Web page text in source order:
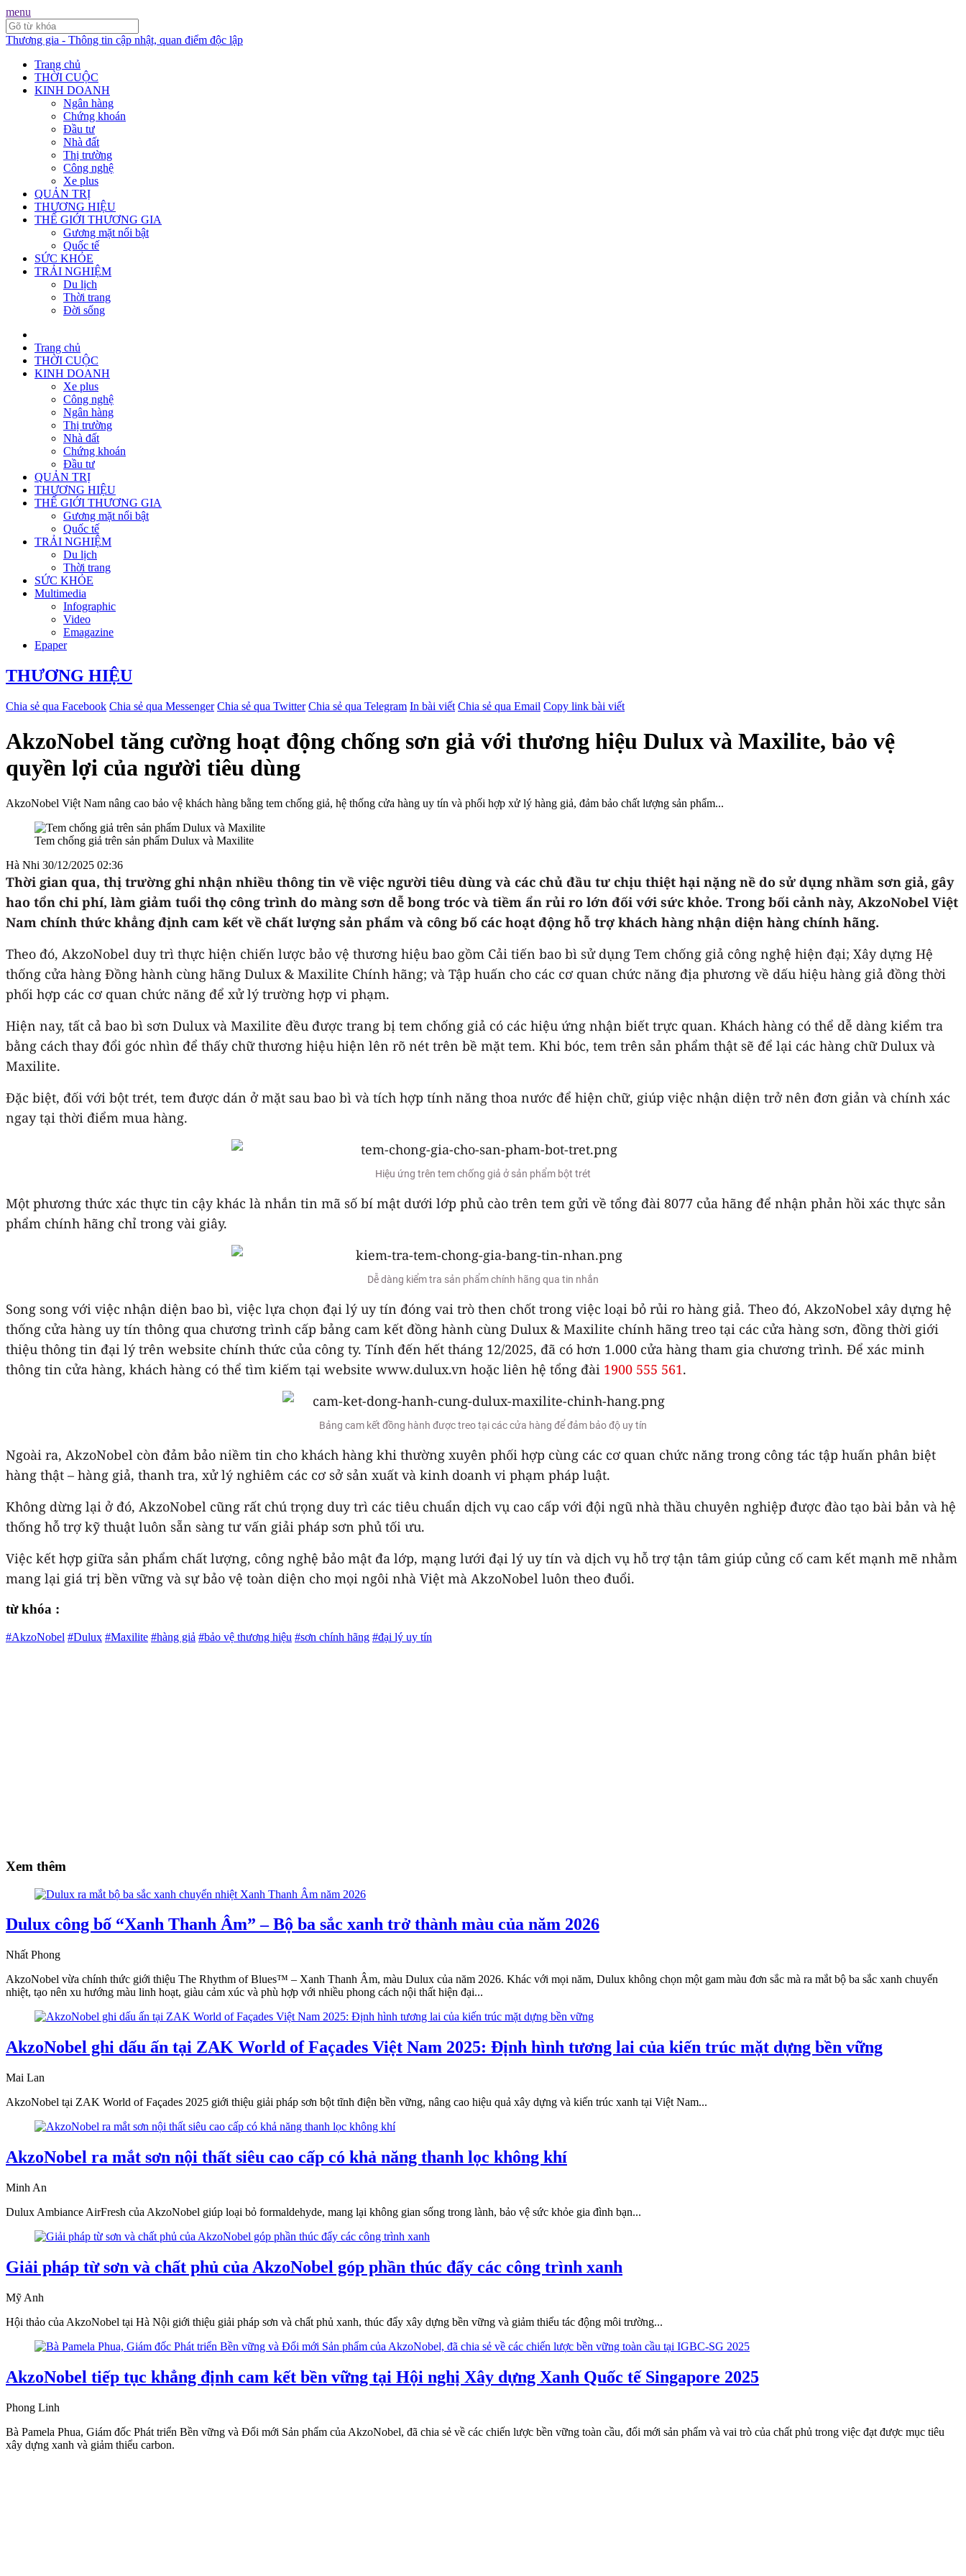
menu
Thương gia - Thông tin cập nhật, quan điểm độc lập
Trang chủ
THỜI CUỘC
KINH DOANH
Ngân hàng
Chứng khoán
Đầu tư
Nhà đất
Thị trường
Công nghệ
Xe plus
QUẢN TRỊ
THƯƠNG HIỆU
THẾ GIỚI THƯƠNG GIA
Gương mặt nổi bật
Quốc tế
SỨC KHỎE
TRẢI NGHIỆM
Du lịch
Thời trang
Đời sống
Trang chủ
THỜI CUỘC
KINH DOANH
Xe plus
Công nghệ
Ngân hàng
Thị trường
Nhà đất
Chứng khoán
Đầu tư
QUẢN TRỊ
THƯƠNG HIỆU
THẾ GIỚI THƯƠNG GIA
Gương mặt nổi bật
Quốc tế
TRẢI NGHIỆM
Du lịch
Thời trang
SỨC KHỎE
Multimedia
Infographic
Video
Emagazine
Epaper
THƯƠNG HIỆU
Chia sẻ qua Facebook Chia sẻ qua Messenger Chia sẻ qua Twitter Chia sẻ qua Telegram In bài viết Chia sẻ qua Email Copy link bài viết
AkzoNobel tăng cường hoạt động chống sơn giả với thương hiệu Dulux và Maxilite, bảo vệ
quyền lợi của người tiêu dùng
AkzoNobel Việt Nam nâng cao bảo vệ khách hàng bằng tem chống giả, hệ thống cửa hàng uy tín và phối hợp xử lý hàng giả, đảm bảo chất lượng sản phẩm...
Tem chống giả trên sản phẩm Dulux và Maxilite
Hà Nhi 30/12/2025 02:36
Thời gian qua, thị trường ghi nhận nhiều thông tin về việc người tiêu dùng và các chủ đầu tư chịu thiệt hại nặng nề do sử dụng nhầm sơn giả, gây
hao tổn chi phí, làm giảm tuổi thọ công trình do màng sơn dễ bong tróc và tiềm ẩn rủi ro lớn đối với sức khỏe. Trong bối cảnh này, AkzoNobel Việt
Nam chính thức khẳng định cam kết về chất lượng sản phẩm và công bố các hoạt động hỗ trợ khách hàng nhận diện hàng chính hãng.
Theo đó, AkzoNobel duy trì thực hiện chiến lược bảo vệ thương hiệu bao gồm Cải tiến bao bì sử dụng Tem chống giả công nghệ hiện đại; Xây dựng Hệ
thống cửa hàng Đồng hành cùng hãng Dulux & Maxilite Chính hãng; và Tập huấn cho các cơ quan chức năng địa phương về dấu hiệu hàng giả đồng thời
phối hợp các cơ quan chức năng để xử lý trường hợp vi phạm.
Hiện nay, tất cả bao bì sơn Dulux và Maxilite đều được trang bị tem chống giả có các hiệu ứng nhận biết trực quan. Khách hàng có thể dễ dàng kiểm tra
bằng cách thay đổi góc nhìn để thấy chữ thương hiệu hiện lên rõ nét trên bề mặt tem. Khi bóc, tem trên sản phẩm thật sẽ để lại các hàng chữ Dulux và
Maxilite.
Đặc biệt, đối với bột trét, tem được dán ở mặt sau bao bì và tích hợp tính năng thoa nước để hiện chữ, giúp việc nhận diện trở nên đơn giản và chính xác
ngay tại thời điểm mua hàng.
Hiệu ứng trên tem chống giả ở sản phẩm bột trét
Một phương thức xác thực tin cậy khác là nhắn tin mã số bí mật dưới lớp phủ cào trên tem gửi về tổng đài 8077 của hãng để nhận phản hồi xác thực sản
phẩm chính hãng chỉ trong vài giây.
Dễ dàng kiểm tra sản phẩm chính hãng qua tin nhắn
Song song với việc nhận diện bao bì, việc lựa chọn đại lý uy tín đóng vai trò then chốt trong việc loại bỏ rủi ro hàng giả. Theo đó, AkzoNobel xây dựng hệ
thống cửa hàng uy tín thông qua chương trình cấp bảng cam kết đồng hành cùng Dulux & Maxilite chính hãng treo tại các cửa hàng sơn, đồng thời giới
thiệu thông tin đại lý trên website chính thức của công ty. Tính đến hết tháng 12/2025, đã có hơn 1.000 cửa hàng tham gia chương trình. Để xác minh
thông tin cửa hàng, khách hàng có thể tìm kiếm tại website www.dulux.vn hoặc liên hệ tổng đài 1900 555 561.
Bảng cam kết đồng hành được treo tại các cửa hàng để đảm bảo độ uy tín
Ngoài ra, AkzoNobel còn đảm bảo niềm tin cho khách hàng khi thường xuyên phối hợp cùng các cơ quan chức năng trong công tác tập huấn phân biệt
hàng thật – hàng giả, thanh tra, xử lý nghiêm các cơ sở sản xuất và kinh doanh vi phạm pháp luật.
Không dừng lại ở đó, AkzoNobel cũng rất chú trọng duy trì các tiêu chuẩn dịch vụ cao cấp với đội ngũ nhà thầu chuyên nghiệp được đào tạo bài bản và hệ
thống hỗ trợ kỹ thuật luôn sẵn sàng tư vấn giải pháp sơn phủ tối ưu.
Việc kết hợp giữa sản phẩm chất lượng, công nghệ bảo mật đa lớp, mạng lưới đại lý uy tín và dịch vụ hỗ trợ tận tâm giúp củng cố cam kết mạnh mẽ nhằm
mang lại giá trị bền vững và sự bảo vệ toàn diện cho mọi ngôi nhà Việt mà AkzoNobel luôn theo đuổi.
từ khóa :
#AkzoNobel #Dulux #Maxilite #hàng giả #bảo vệ thương hiệu #sơn chính hãng #đại lý uy tín
Xem thêm
Dulux công bố “Xanh Thanh Âm” – Bộ ba sắc xanh trở thành màu của năm 2026
Nhất Phong
AkzoNobel vừa chính thức giới thiệu The Rhythm of Blues™ – Xanh Thanh Âm, màu Dulux của năm 2026. Khác với mọi năm, Dulux không chọn một gam màu đơn sắc mà ra mắt bộ ba sắc xanh chuyển
nhiệt, tạo nên xu hướng màu linh hoạt, giàu cảm xúc và phù hợp với nhiều phong cách nội thất hiện đại...
AkzoNobel ghi dấu ấn tại ZAK World of Façades Việt Nam 2025: Định hình tương lai của kiến trúc mặt dựng bền vững
Mai Lan
AkzoNobel tại ZAK World of Façades 2025 giới thiệu giải pháp sơn bột tĩnh điện bền vững, nâng cao hiệu quả xây dựng và kiến trúc xanh tại Việt Nam...
AkzoNobel ra mắt sơn nội thất siêu cao cấp có khả năng thanh lọc không khí
Minh An
Dulux Ambiance AirFresh của AkzoNobel giúp loại bỏ formaldehyde, mang lại không gian sống trong lành, bảo vệ sức khỏe gia đình bạn...
Giải pháp từ sơn và chất phủ của AkzoNobel góp phần thúc đẩy các công trình xanh
Mỹ Anh
Hội thảo của AkzoNobel tại Hà Nội giới thiệu giải pháp sơn và chất phủ xanh, thúc đẩy xây dựng bền vững và giảm thiểu tác động môi trường...
AkzoNobel tiếp tục khẳng định cam kết bền vững tại Hội nghị Xây dựng Xanh Quốc tế Singapore 2025
Phong Linh
Bà Pamela Phua, Giám đốc Phát triển Bền vững và Đổi mới Sản phẩm của AkzoNobel, đã chia sẻ về các chiến lược bền vững toàn cầu, đổi mới sản phẩm và vai trò của chất phủ trong việc đạt được mục tiêu
xây dựng xanh và giảm thiểu carbon.